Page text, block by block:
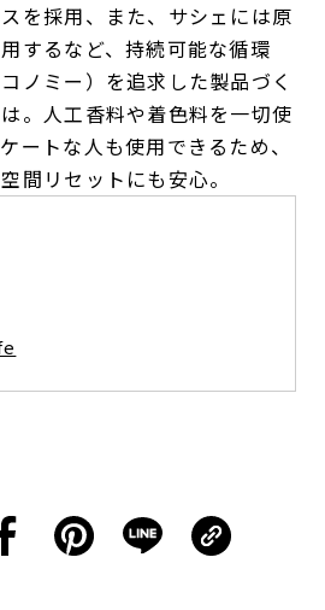
を採用、また、サシェには原
するなど、持続可能な循環
ノミー）を追求した製品づく
。人工香料や着色料を一切使
ートな人も使用できるため、
間リセットにも安心。